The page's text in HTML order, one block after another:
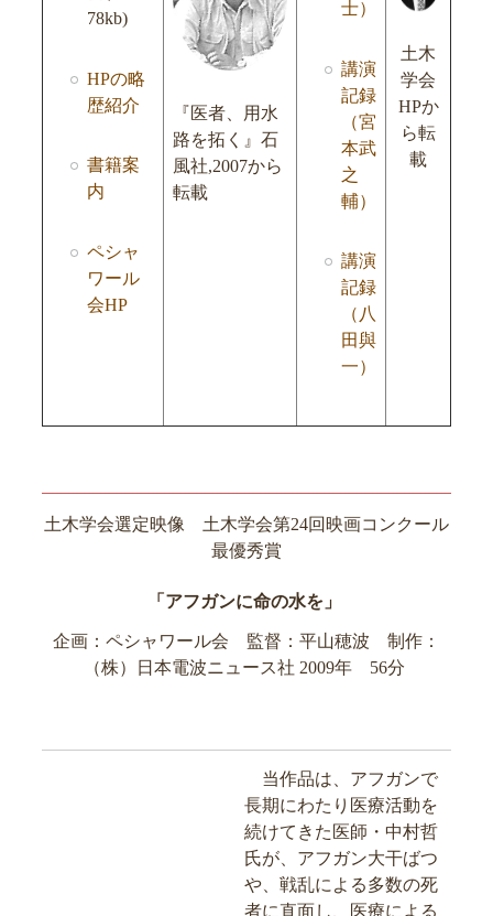
78kb)
HPの略
歴紹介
書籍案
内
ペシャ
ワール
会HP
『医者、用水
路を拓く』石
風社,2007から
転載
士）
講演
記録
（宮
本武
之
輔）
講演
記録
（八
田與
一）
土木
学会
HPか
ら転
載
土木学会選定映像 土木学会第24回映画コンクール
最優秀賞
「アフガンに命の水を」
企画：ペシャワール会 監督：平山穂波 制作：
（株）日本電波ニュース社 2009年 56分
当作品は、アフガンで
長期にわたり医療活動を
続けてきた医師・中村哲
氏が、アフガン大干ばつ
や、戦乱による多数の死
者に直面し、医療による